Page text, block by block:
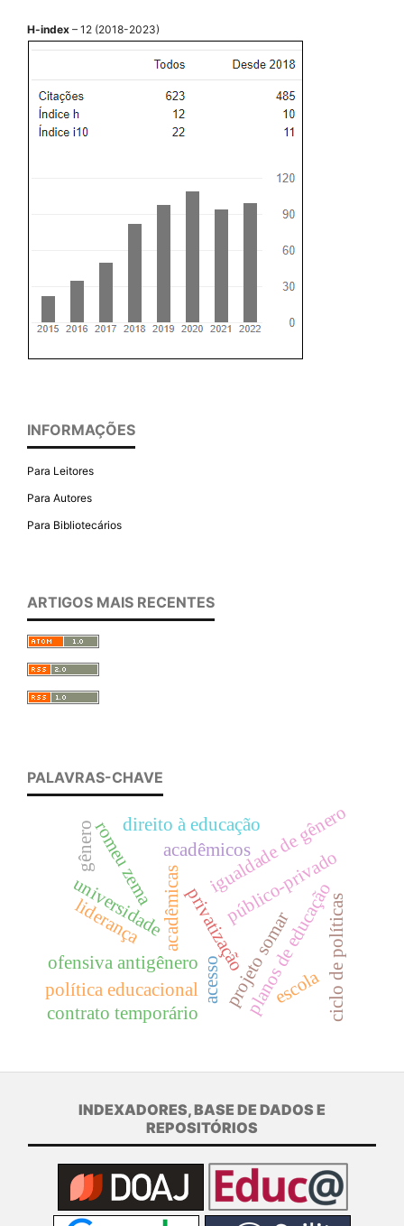
H-index – 12 (2018-2023)
INFORMAÇÕES
Para Leitores
Para Autores
Para Bibliotecários
ARTIGOS MAIS RECENTES
PALAVRAS-CHAVE
privatizaçãoprojeto somar
público-privado
romeu zema igualdade de gênero
acadêmicos
acadêmicas
universidade
ofensiva antigênero planos de educação
gênero
ciclo de políticas
acesso
política educacional
direito à educação
escola
contrato temporário
liderança
INDEXADORES, BASE DE DADOS E
REPOSITÓRIOS